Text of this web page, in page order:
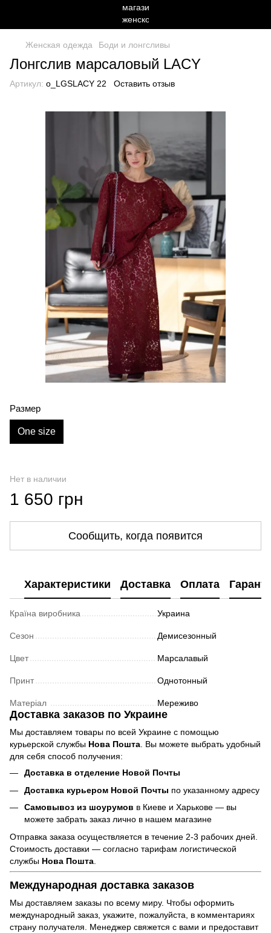
Женская одежда Боди и лонгсливы
Лонгслив марсаловый LACY
Артикул: o_LGSLACY 22 Оставить отзыв
Размер
One size
Нет в наличии
1 650 грн
Сообщить, когда появится
Характеристики Доставка Оплата
Країна виробника Украина
Сезон Демисезонный
Цвет Марсалавый
Принт Однотонный
Матеріал Мереживо
Доставка заказов по Украине
Мы доставляем товары по всей Украине с помощью
курьерской службы Нова Пошта. Вы можете выбрать удобный
для себя способ получения:
Доставка в отделение Новой Почты
Доставка курьером Новой Почты по указанному адресу
Самовывоз из шоурумов в Киеве и Харькове — вы
можете забрать заказ лично в нашем магазине
Отправка заказа осуществляется в течение 2-3 рабочих дней.
Стоимость доставки — согласно тарифам логистической
службы Нова Пошта
Международная доставка заказов
Мы доставляем заказы по всему миру. Чтобы оформить
международный заказ, укажите, пожалуйста, в комментариях
страну получателя. Менеджер свяжется с вами и предоставит